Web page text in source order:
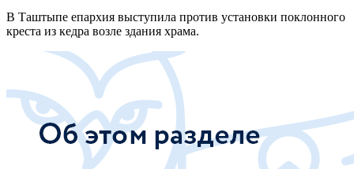
В Таштыпе епархия выступила против установки поклонного
креста из кедра возле здания храма.